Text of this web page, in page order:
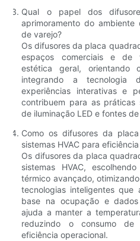
Qual o papel dos
aprimoramento do
de varejo?
Os difusores da placa
espaços comerciais e de
estética geral, orientando
integrando a tecnologia
experiências interativas e
contribuem para as práticas
de iluminação LED e fontes
Como os difusores da
sistemas HVAC para
Os difusores da placa
sistemas HVAC,
térmico avançado,
tecnologias inteligentes que
base na ocupação e
ajuda a manter a
reduzindo o consumo
eficiência operacional.